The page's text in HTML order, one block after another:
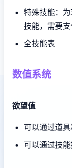
特殊技能：
技能，需要支
全技能表
数值系统
欲望值
可以通过道具
可以通过技能